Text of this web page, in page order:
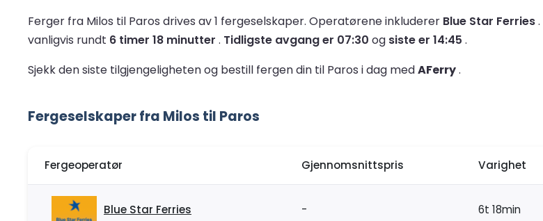
Ferger fra Milos til Paros drives av 1 fergeselskaper. Operatørene inkluderer Blue Star Ferries.
vanligvis rundt 6 timer 18 minutter . Tidligste avgang er 07:30 og siste er 14:45 .
Sjekk den siste tilgjengeligheten og bestill fergen din til Paros i dag medAFerry.
Fergeselskaper fra Milos til Paros
Fergeoperatør Gjennomsnittspris Varighet
Blue Star Ferries - 6t 18min